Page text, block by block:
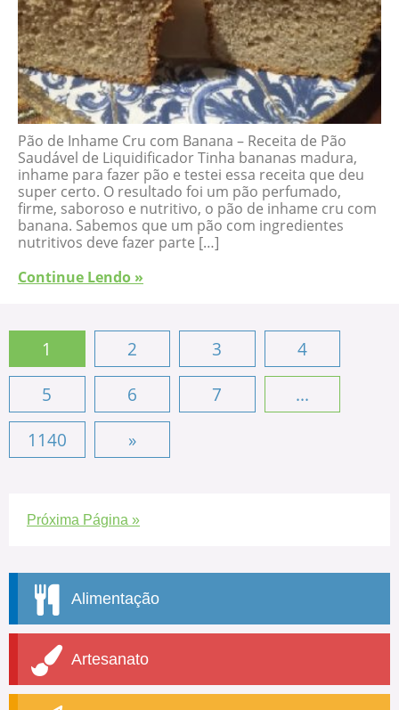
Pão de Inhame Cru com Banana – Receita de Pão
Saudável de Liquidificador Tinha bananas madura,
inhame para fazer pão e testei essa receita que deu
super certo. O resultado foi um pão perfumado,
firme, saboroso e nutritivo, o pão de inhame cru com
banana. Sabemos que um pão com ingredientes
nutritivos deve fazer parte […]
Continue Lendo »
1 2 3
4
5
6 7
...
1140
»
Próxima Página »
Alimentação
Artesanato